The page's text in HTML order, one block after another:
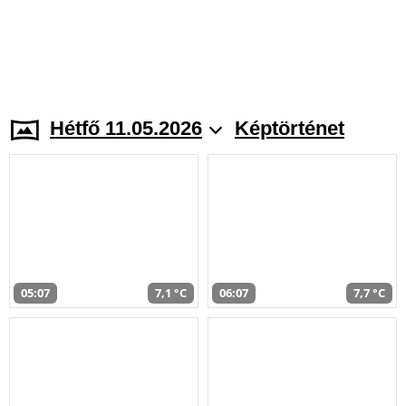
Hétfő 11.05.2026 Képtörténet
05:07 7,1 °C 06:07 7,7 °C